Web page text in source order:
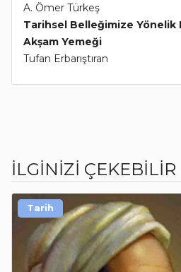
A. Ömer Türkeş
Tarihsel Belleğimize Yönelik
Akşam Yemeği
Tufan Erbarıştıran
İLGİNİZİ ÇEKEBİLİR
Tarih